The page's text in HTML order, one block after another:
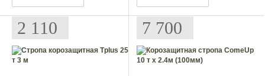
2 110 7 700